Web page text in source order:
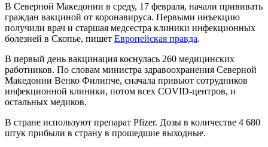
В Северной Македонии в среду, 17 февраля, начали прививать
граждан вакциной от коронавируса. Первыми инъекцию
получили врач и старшая медсестра клиники инфекционных
болезней в Скопье, пишет Европейская правда.
В первый день вакцинация коснулась 260 медицинских
работников. По словам министра здравоохранения Северной
Македонии Венко Филипче, сначала привьют сотрудников
инфекционной клиники, потом всех COVID-центров, и
остальных медиков.
В стране используют препарат Pfizer. Дозы в количестве 4 680
штук прибыли в страну в прошедшие выходные.